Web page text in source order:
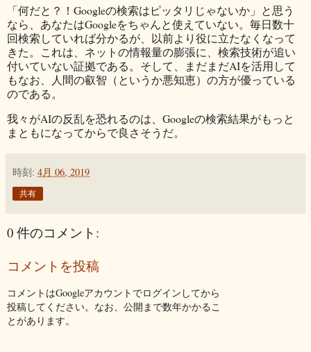
「何だと？！Googleの検索はピッタリじゃないか」と思う
なら、あなたはGoogleをちゃんと使えていない。毎日数十
回検索していれば分かるが、以前より役に立たなくなって
きた。これは、ネットの情報量の膨張に、検索技術が追い
付いていない証拠である。そして、まだまだAIを活用して
もなお、人間の叡智（というか悪知恵）の方が優っている
のである。
我々がAIの反乱を恐れるのは、Googleの検索結果がもっと
まともになってからで良さそうだ。
時刻: 4月 06, 2019
共有
0 件のコメント:
コメントを投稿
コメントはGoogleアカウントでログインしてから
投稿してください。なお、公開まで数年かかるこ
とがあります。